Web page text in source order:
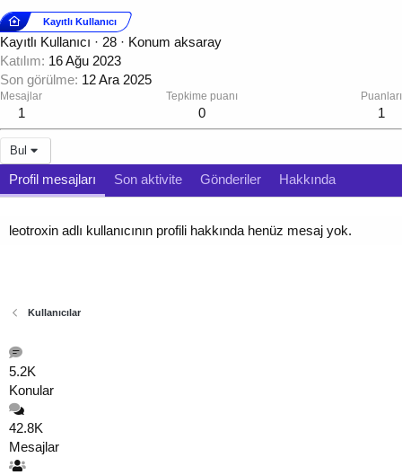
Kayıtlı Kullanıcı
Kayıtlı Kullanıcı · 28 · Konum aksaray
Katılım 16 Ağu 2023
Son görülme 12 Ara 2025
Mesajlar
1
Tepkime puanı
0
Puanları
1
Bul
Profil mesajları Son aktivite Gönderiler Hakkında
leotroxin adlı kullanıcının profili hakkında henüz mesaj yok.
Kullanıcılar
5.2K
Konular
42.8K
Mesajlar